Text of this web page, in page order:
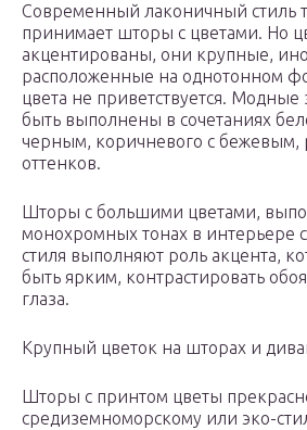
Современный лаконичный стиль
принимает шторы с цветами. Но
акцентированы, они крупные,
расположенные на однотонном
цвета не приветствуется. Модные
быть выполнены в сочетаниях
черным, коричневого с бежевым,
оттенков.
Шторы с большими цветами,
монохромных тонах в интерьере
стиля выполняют роль акцента,
быть ярким, контрастировать
глаза.
Крупный цветок на шторах и
Шторы с принтом цветы
средиземноморскому или эко-